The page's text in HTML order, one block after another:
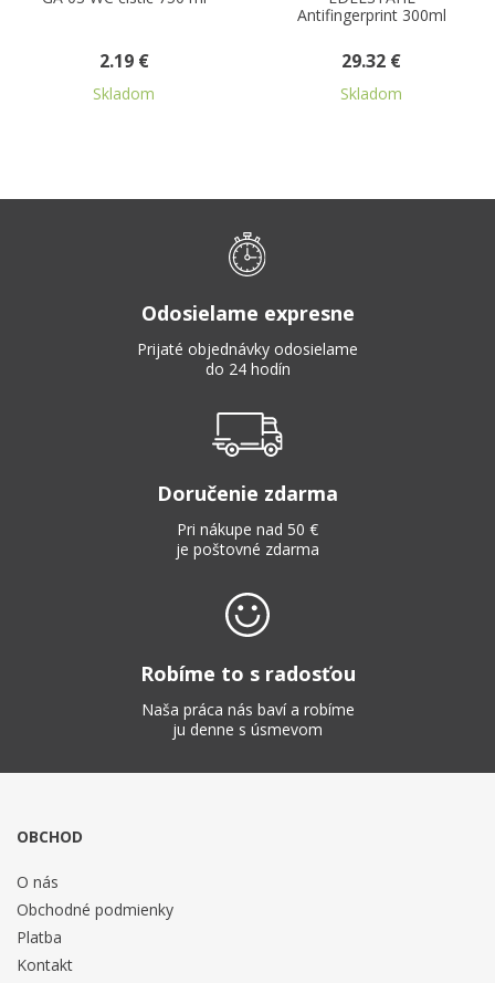
2.19 €
Skladom
Antifingerprint 300ml
29.32 €
Skladom
Odosielame expresne
Prijaté objednávky odosielame
do 24 hodín
Doručenie zdarma
Pri nákupe nad 50 €
je poštovné zdarma
Robíme to s radosťou
Naša práca nás baví a robíme
ju denne s úsmevom
OBCHOD
O nás
Obchodné podmienky
Platba
Kontakt